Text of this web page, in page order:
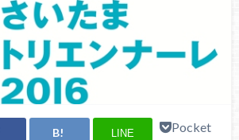
LINE Pocket